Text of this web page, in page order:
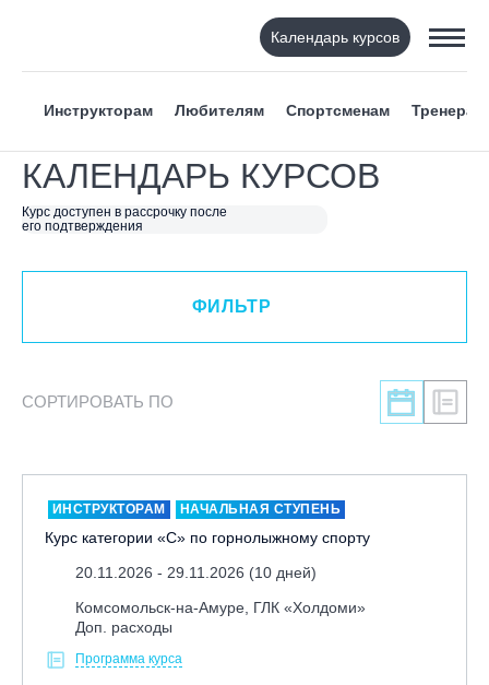
Календарь курсов
Инструкторам Любителям Спортсменам Тренерам
КАЛЕНДАРЬ КУРСОВ
Курс доступен в рассрочку после
его подтверждения
ФИЛЬТР
ВИД СПОРТА
Я ХОЧУ
КАТЕГОРИЯ
ЛЕКТОР
ФИЛЬТР
СОРТИРОВАТЬ ПО
ИНСТРУКТОРАМ НАЧАЛЬНАЯ СТУПЕНЬ
Курс категории «С» по горнолыжному спорту
20.11.2026 - 29.11.2026 (10 дней)
Комсомольск-на-Амуре, ГЛК «Холдоми»
Доп. расходы
Программа курса